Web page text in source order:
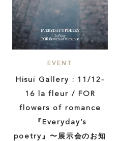
EVENT
Hisui Gallery : 11/12-
16 la fleur / FOR
flowers of romance
『Everyday’s
poetry』〜展示会のお知